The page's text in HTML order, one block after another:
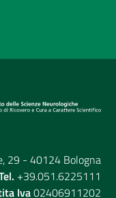
29 - 40124 Bologna
+39.051.6225111
Iva02406911202